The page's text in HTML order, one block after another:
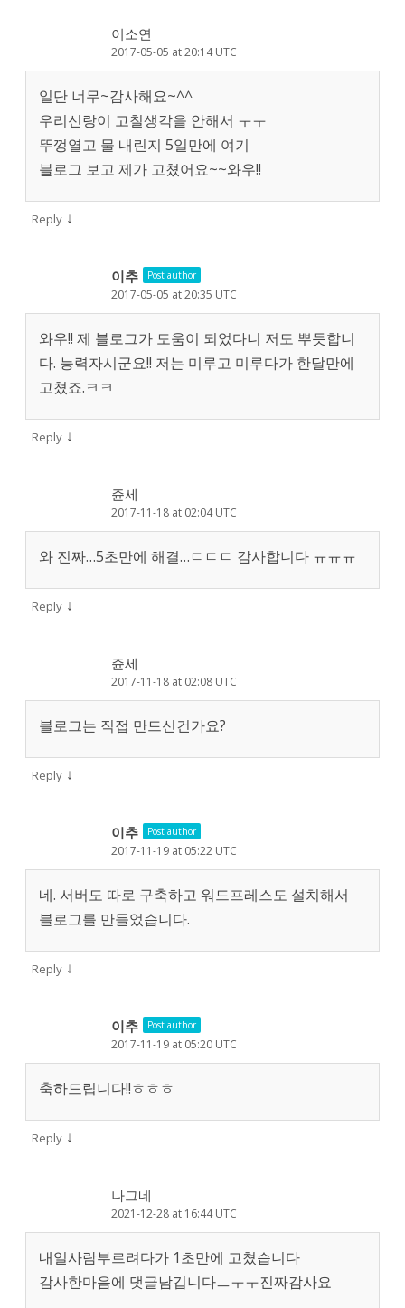
이소연
2017-05-05 at 20:14 UTC
일단 너무~감사해요~^^
우리신랑이 고칠생각을 안해서 ㅜㅜ
뚜껑열고 물 내린지 5일만에 여기
블로그 보고 제가 고쳤어요~~와우!!
Reply ↓
이추 Post author
2017-05-05 at 20:35 UTC
와우!! 제 블로그가 도움이 되었다니 저도 뿌듯합니
다. 능력자시군요!! 저는 미루고 미루다가 한달만에
고쳤죠.ㅋㅋ
Reply ↓
쥰세
2017-11-18 at 02:04 UTC
와 진짜…5초만에 해결…ㄷㄷㄷ 감사합니다 ㅠㅠㅠ
Reply ↓
쥰세
2017-11-18 at 02:08 UTC
블로그는 직접 만드신건가요?
Reply ↓
이추 Post author
2017-11-19 at 05:22 UTC
네. 서버도 따로 구축하고 워드프레스도 설치해서
블로그를 만들었습니다.
Reply ↓
이추 Post author
2017-11-19 at 05:20 UTC
축하드립니다!!ㅎㅎㅎ
Reply ↓
나그네
2021-12-28 at 16:44 UTC
내일사람부르려다가 1초만에 고쳤습니다
감사한마음에 댓글남깁니다ㅡㅜㅜ진짜감사요